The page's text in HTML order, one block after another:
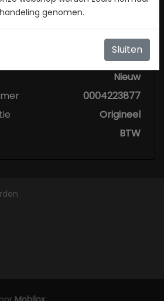
Nieuw
0004223877
Origineel
BTW
genomen.
Sluiten